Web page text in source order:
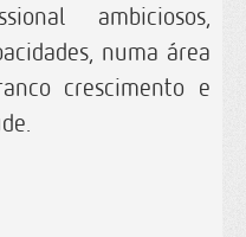
ambiciosos,
numa área
crescimento e